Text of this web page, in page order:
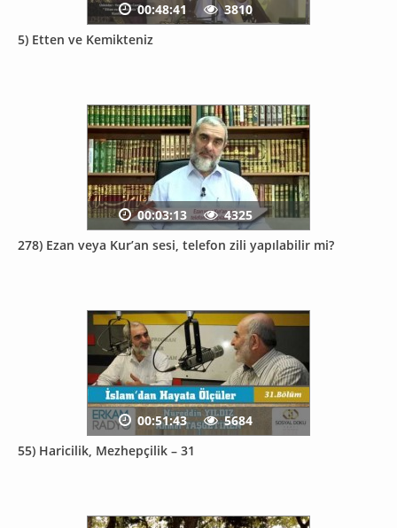
5) Etten ve Kemikteniz
00:48:41 3810
278) Ezan veya Kur’an sesi, telefon zili yapılabilir mi?
00:03:13 4325
55) Haricilik, Mezhepçilik – 31
00:51:43 5684